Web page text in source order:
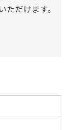
だけます。